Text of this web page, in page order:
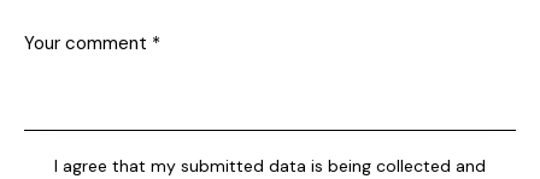
I agree that my submitted data is being collected and